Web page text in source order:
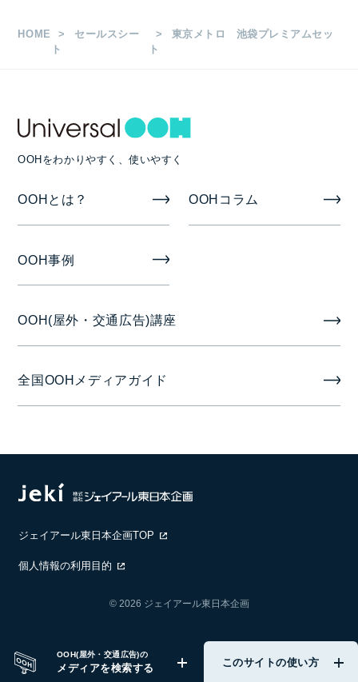
OOH(屋外・交通広告)の
メディアを検索する このサイトの使い方
B0 8枚（4連×2ヶ所）
7日
HOME
セールスシー
ト
東京メトロ 池袋プレミアムセッ
ト
OOHをわかりやすく、使いやすく
OOHとは？ OOHコラム
OOH事例
OOH(屋外・交通広告)講座
全国OOHメディアガイド
ジェイアール東日本企画TOP
個人情報の利用目的
© 2026 ジェイアール東日本企画